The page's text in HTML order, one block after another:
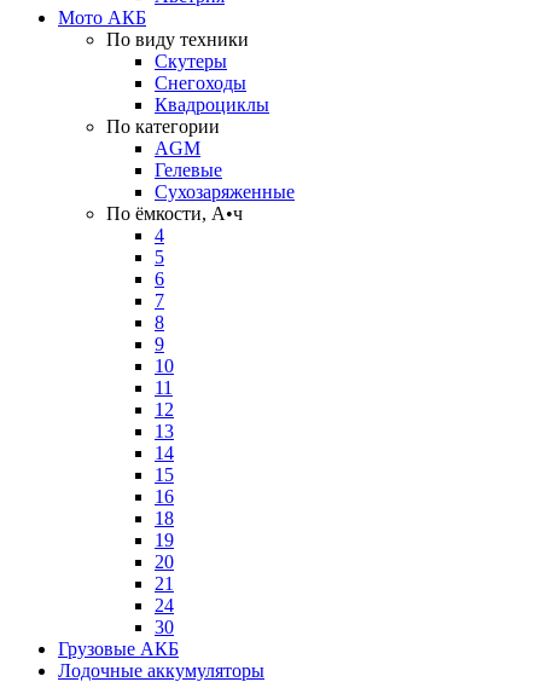
Мото АКБ
По виду техники
Скутеры
Снегоходы
Квадроциклы
По категории
AGM
Гелевые
Сухозаряженные
По ёмкости, А•ч
4
5
6
7
8
9
10
11
12
13
14
15
16
18
19
20
21
24
30
Грузовые АКБ
Лодочные аккумуляторы